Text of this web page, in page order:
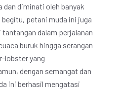
dan diminati oleh banyak
petani muda ini juga
dalam perjalanan
buruk hingga serangan
lobster yang
dengan semangat dan
ini berhasil mengatasi